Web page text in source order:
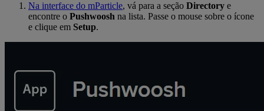
Na interface do mParticle, vá para a seção Directory e
encontre o Pushwoosh na lista. Passe o mouse sobre o ícone
e clique em Setup.